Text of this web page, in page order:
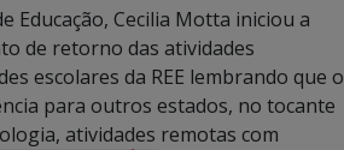
Educação, Cecilia Motta iniciou a
de retorno das atividades
escolares da REE lembrando que o
para outros estados, no tocante
atividades remotas com